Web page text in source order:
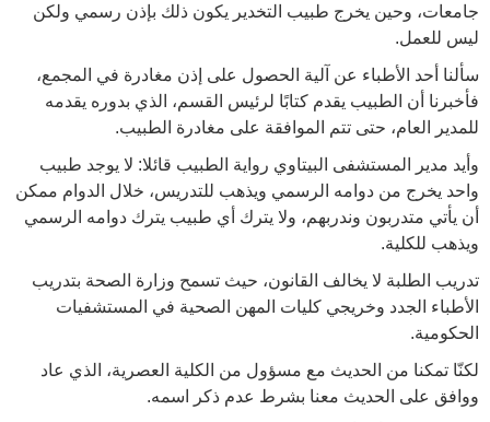
جامعات، وحين يخرج طبيب التخدير يكون ذلك بإذن رسمي ولكن
ليس للعمل.
سألنا أحد الأطباء عن آلية الحصول على إذن مغادرة في المجمع،
فأخبرنا أن الطبيب يقدم كتابًا لرئيس القسم، الذي بدوره يقدمه
للمدير العام، حتى تتم الموافقة على مغادرة الطبيب.
وأيد مدير المستشفى البيتاوي رواية الطبيب قائلا: لا يوجد طبيب
واحد يخرج من دوامه الرسمي ويذهب للتدريس، خلال الدوام ممكن
أن يأتي متدربون وندربهم، ولا يترك أي طبيب يترك دوامه الرسمي
ويذهب للكلية.
تدريب الطلبة لا يخالف القانون، حيث تسمح وزارة الصحة بتدريب
الأطباء الجدد وخريجي كليات المهن الصحية في المستشفيات
الحكومية.
لكنّا تمكنا من الحديث مع مسؤول من الكلية العصرية، الذي عاد
ووافق على الحديث معنا بشرط عدم ذكر اسمه.